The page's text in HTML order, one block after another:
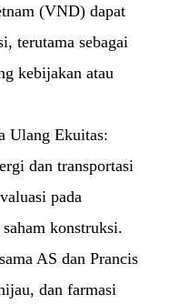
(VND) dapat
terutama sebagai
kebijakan atau
Ulang Ekuitas:
dan transportasi
pada
konstruksi.
AS dan Prancis
dan farmasi